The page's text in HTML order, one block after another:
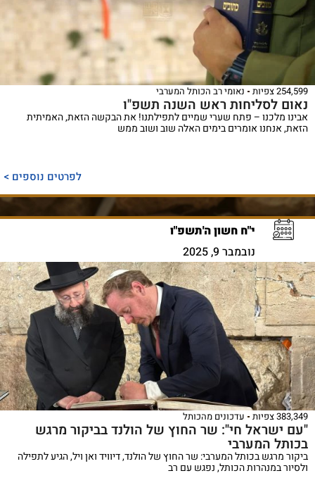
254,599 צפיות נאומי רב הכותל המערבי
נאום לסליחות ראש השנה תשפ"ו
אבינו מלכנו – פתח שערי שמיים לתפילתנו! את הבקשה הזאת, האמיתית
הזאת, אנחנו אומרים בימים האלה שוב ושוב ממש
לפרטים נוספים >
י"ח חשון ה'תשפ"ו
נובמבר 9, 2025
383,349 צפיות עדכונים מהכותל
"עם ישראל חי": שר החוץ של הולנד בביקור מרגש
בכותל המערבי
ביקור מרגש בכותל המערבי: שר החוץ של הולנד, דיוויד ואן ויל, הגיע לתפילה
ולסיור במנהרות הכותל, נפגש עם רב